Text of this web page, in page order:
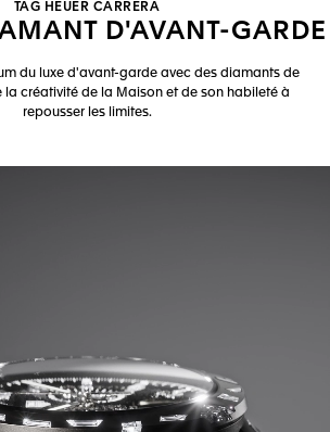
TAG HEUER CARRERA
D'AVANT-GARDE
du luxe d'avant-garde avec des diamants de
la créativité de la Maison et de son habileté à
repousser les limites.